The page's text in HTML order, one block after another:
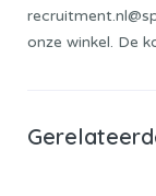
onze winkel. De